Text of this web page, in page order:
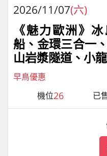
2026/11/07(六)
《魅力歐洲》
船、金環三合一
山岩漿隧道、小
早鳥優惠
機位26 已